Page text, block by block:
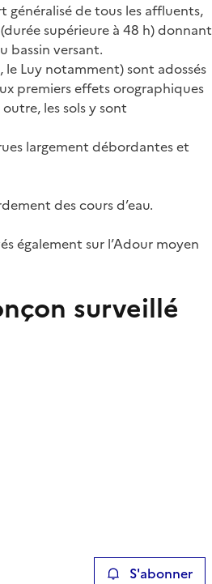
généralisé de tous les affluents,
supérieure à 48 h) donnant
bassin versant.
le Luy notamment) sont adossés
premiers effets orographiques
les sols y sont
largement débordantes et
des cours d’eau.
également sur l’Adour moyen
surveillé
S'abonner